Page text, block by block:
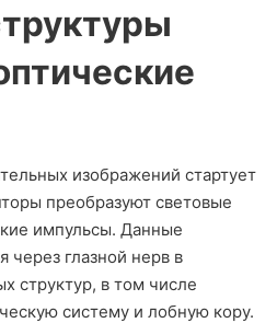
изображений стартует
преобразуют световые
импульсы. Данные
через глазной нерв в
структур, в том числе
систему и лобную кору.